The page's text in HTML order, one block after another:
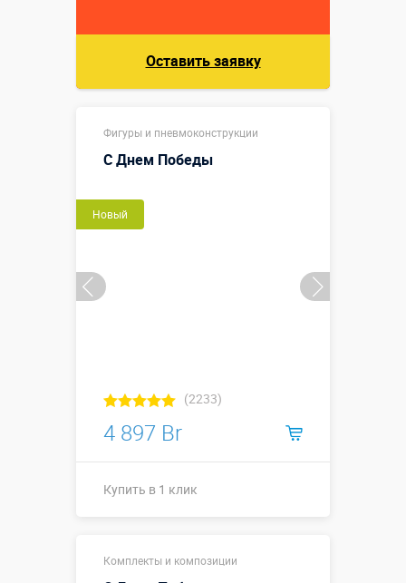
Оставить заявку
Фигуры и пневмоконструкции
С Днем Победы
Новый
(2233)
4 897 Br
Купить в 1 клик
Комплекты и композиции